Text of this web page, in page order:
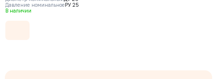
ВР, BSPP
Давление номинальноеРУ 25
В наличии